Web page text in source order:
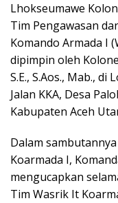
Lhokseumawe
Tim Pengawasan
Komando Armada I
dipimpin oleh
S.E., S.Aos., Mab.,
Jalan KKA, Desa
Kabupaten Aceh
Dalam
Koarmada I,
mengucapkan
Tim Wasrik It